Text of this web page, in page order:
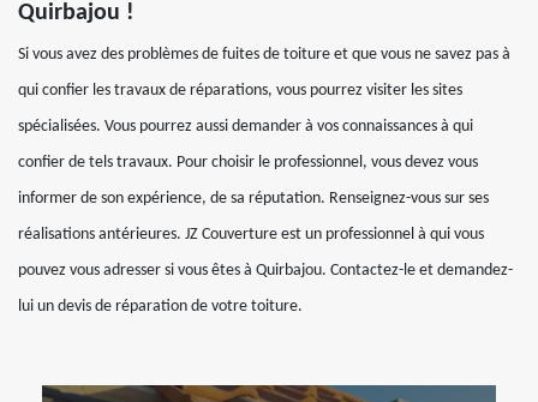
Quirbajou !
Si vous avez des problèmes de fuites de toiture et que vous ne savez pas à
qui confier les travaux de réparations, vous pourrez visiter les sites
spécialisées. Vous pourrez aussi demander à vos connaissances à qui
confier de tels travaux. Pour choisir le professionnel, vous devez vous
informer de son expérience, de sa réputation. Renseignez-vous sur ses
réalisations antérieures. JZ Couverture est un professionnel à qui vous
pouvez vous adresser si vous êtes à Quirbajou. Contactez-le et demandez-
lui un devis de réparation de votre toiture.